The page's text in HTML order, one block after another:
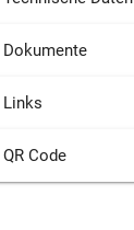
Dokumente
Links
QR Code